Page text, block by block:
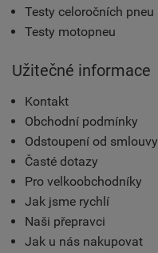
Testy celoročních pneu
Testy motopneu
Užitečné informace
Kontakt
Obchodní podmínky
Odstoupení od smlouvy
Časté dotazy
Pro velkoobchodníky
Jak jsme rychlí
Naši přepravci
Jak u nás nakupovat